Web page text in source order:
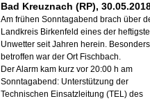
Bad Kreuznach (RP),
Am frühen Sonntagabend brach über
Landkreis Birkenfeld eines der
Unwetter seit Jahren herein. Besonders
betroffen war der Ort Fischbach.
Der Alarm kam kurz vor 20:00 h am
Sonntagabend: Unterstützung der
Technischen Einsatzleitung (TEL) des